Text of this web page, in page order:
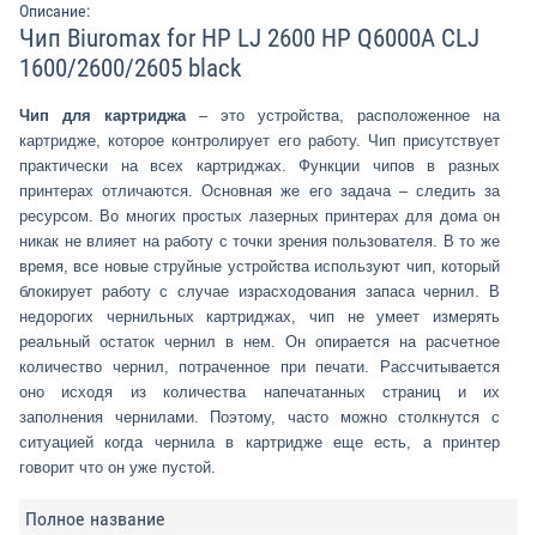
Описание:
Чип Biuromax for HP LJ 2600 HP Q6000A CLJ
1600/2600/2605 black
Чип для картриджа– это устройства, расположенное на
картридже, которое контролирует его работу. Чип присутствует
практически на всех картриджах. Функции чипов в разных
принтерах отличаются. Основная же его задача – следить за
ресурсом. Во многих простых лазерных принтерах для дома он
никак не влияет на работу с точки зрения пользователя. В то же
время, все новые струйные устройства используют чип, который
блокирует работу с случае израсходования запаса чернил. В
недорогих чернильных картриджах, чип не умеет измерять
реальный остаток чернил в нем. Он опирается на расчетное
количество чернил, потраченное при печати. Рассчитывается
оно исходя из количества напечатанных страниц и их
заполнения чернилами. Поэтому, часто можно столкнутся с
ситуацией когда чернила в картридже еще есть, а принтер
говорит что он уже пустой.
Полное название